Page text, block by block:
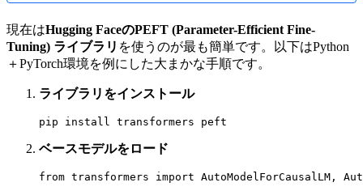
現在はHugging FaceのPEFT (Parameter-Efficient Fine-
Tuning) ライブラリ を使うのが最も簡単です。以下はPython
＋PyTorch環境を例にした大まかな手順です。
ライブラリをインストール
ベースモデルをロード
from transformers import AutoModelForCausalLM,